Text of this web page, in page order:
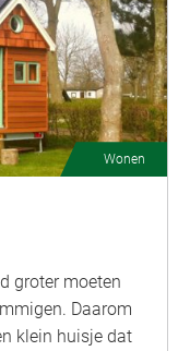
Wonen
groter moeten
Daarom
klein huisje dat